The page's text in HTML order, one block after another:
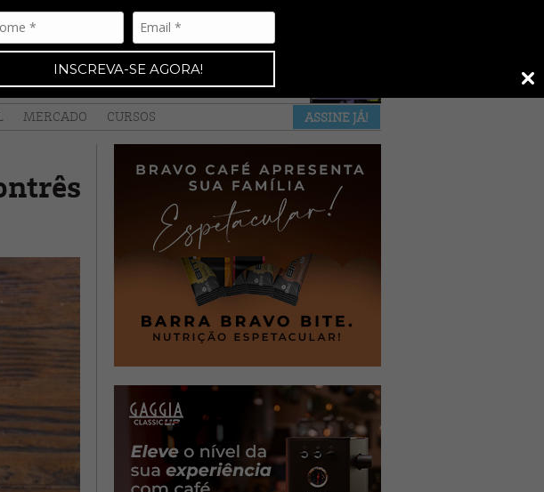
INSCREVA-SE AGORA!
•NAS BANCAS
MERCADO ASSINE JÁ!
CURSOS